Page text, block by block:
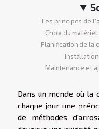
Les principes de
Choix du
Planification de la
Maintenance et
Dans un monde où la
chaque jour une
de méthodes